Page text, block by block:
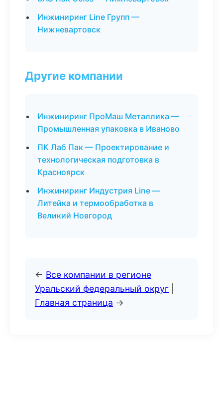
Инжиниринг Line Групп —
Нижневартовск
Другие компании
Инжиниринг ПроМаш Металлика —
Промышленная упаковка в Иваново
ПК Лаб Пак — Проектирование и
технологическая подготовка в
Красноярск
Инжиниринг Индустрия Line —
Литейка и термообработка в
Великий Новгород
← Все компании в регионе
Уральский федеральный округ
Главная страница →